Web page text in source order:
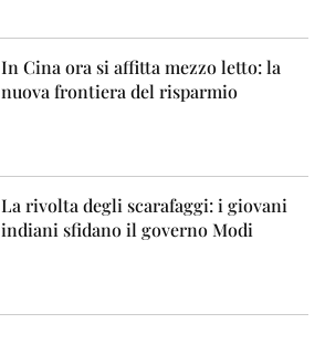
In Cina ora si affitta mezzo letto: la
nuova frontiera del risparmio
La rivolta degli scarafaggi: i giovani
indiani sfidano il governo Modi